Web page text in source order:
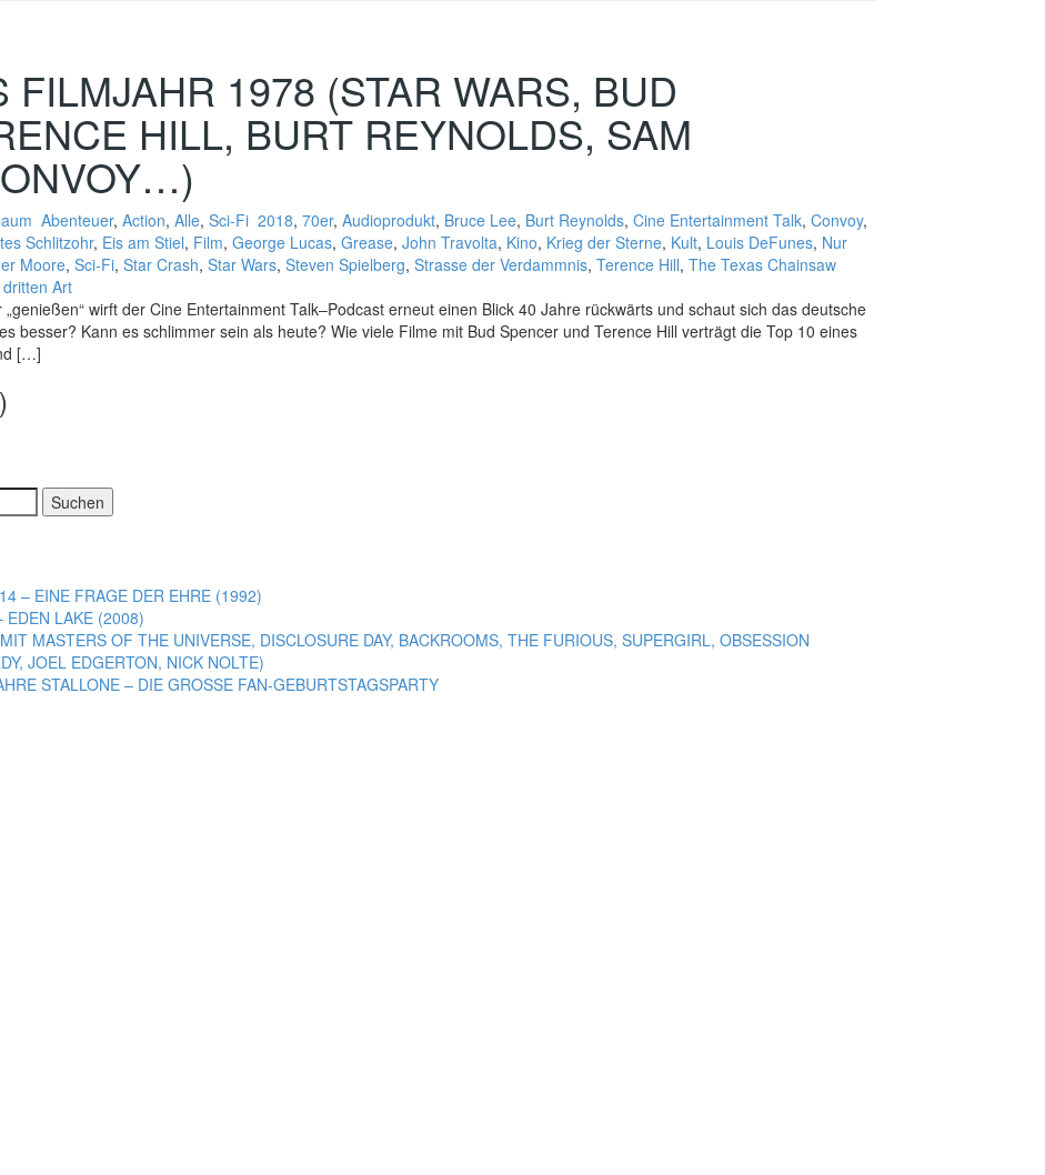
FILMJAHR 1978 (STAR WARS, BUD
HILL, BURT REYNOLDS, SAM
Abenteuer, Action, Alle, Sci-Fi 2018, 70er, Audioprodukt, Bruce Lee, Burt Reynolds, Cine Entertainment Talk, Convoy,
Schlitzohr, Eis am Stiel, Film, George Lucas, Grease, John Travolta, Kino, Krieg der Sterne, Kult, Louis DeFunes, Nur
Moore, Sci-Fi, Star Crash, Star Wars, Steven Spielberg, Strasse der Verdammnis, Terence Hill, The Texas Chainsaw
Art
wirft der Cine Entertainment Talk–Podcast erneut einen Blick 40 Jahre rückwärts und schaut sich das deutsche
besser? Kann es schlimmer sein als heute? Wie viele Filme mit Bud Spencer und Terence Hill verträgt die Top 10 eines
[…]
– EINE FRAGE DER EHRE (1992)
EDEN LAKE (2008)
MASTERS OF THE UNIVERSE, DISCLOSURE DAY, BACKROOMS, THE FURIOUS, SUPERGIRL, OBSESSION
JOEL EDGERTON, NICK NOLTE)
STALLONE – DIE GROSSE FAN-GEBURTSTAGSPARTY